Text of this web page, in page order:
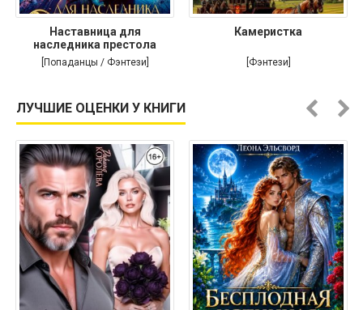
Наставница для
наследника престола
[Попаданцы / Фэнтези]
Камеристка
[Фэнтези]
ЛУЧШИЕ ОЦЕНКИ У КНИГИ